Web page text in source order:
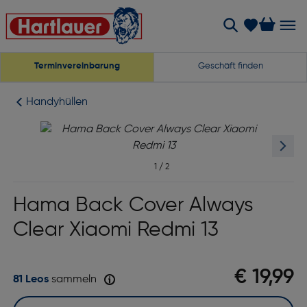
Terminvereinbarung Geschäft finden
Handyhüllen
1 / 2
Hama Back Cover Always
Clear Xiaomi Redmi 13
€ 19,99
81 Leossammeln